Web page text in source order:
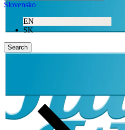
Slovensko
EN
SK
Search